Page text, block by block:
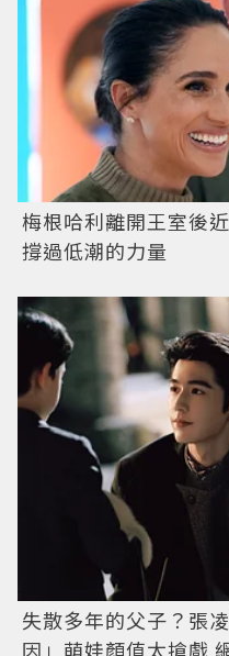
梅根哈利離開王室後
撐過低潮的力量
失散多年的父子？張
因」萌娃顏值太搶戲